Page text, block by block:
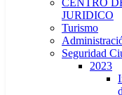
CENTRO
JURIDICO
Turismo
Seguridad
2023